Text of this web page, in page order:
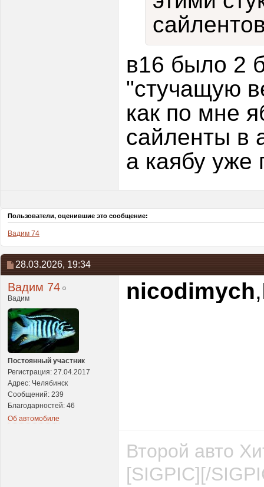
в16 было 2
"стучащую
как по мне
сайленты в
а каябу уже
Пользователи, оценившие это сообщение:
Вадим 74
28.03.2026, 19:34
Вадим 74
Вадим
Постоянный участник
Регистрация: 27.04.2017
Адрес: Челябинск
Сообщений: 239
Благодарностей: 46
Об автомобиле
nicodimych
Второй авто
[SIGPIC][/